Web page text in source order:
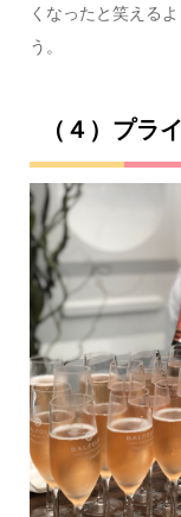
くなったと笑える
う。
（４）プラ